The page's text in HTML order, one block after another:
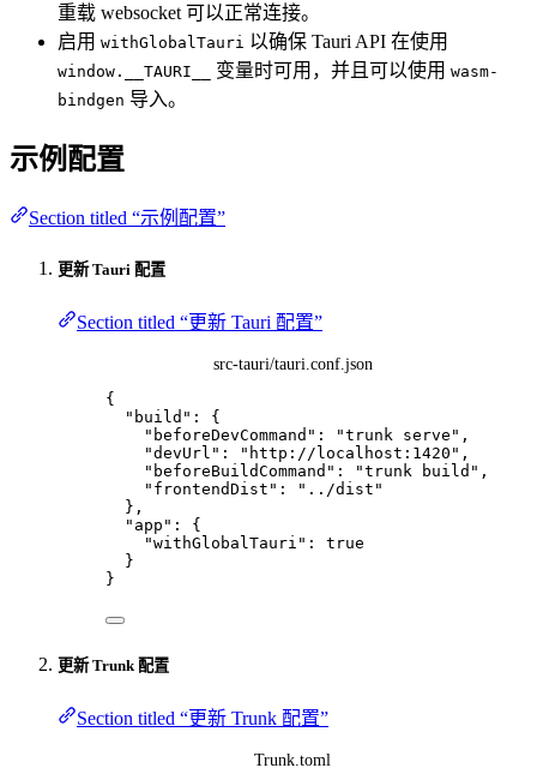
重载 websocket 可以正常连接。
启用 withGlobalTauri 以确保 Tauri API 在使用
window.__TAURI__ 变量时可用，并且可以使用 wasm-
bindgen 导入。
示例配置
Section titled “示例配置”
更新 Tauri 配置
Section titled “更新 Tauri 配置”
src-tauri/tauri.conf.json
{
"build" : {
"beforeDevCommand" : "trunk serve " ,
"devUrl" : " http://localhost:1420 " ,
"beforeBuildCommand" : "trunk build " ,
"frontendDist" : " ../dist "
},
"app" : {
"withGlobalTauri" : true
}
}
更新 Trunk 配置
Section titled “更新 Trunk 配置”
Trunk.toml